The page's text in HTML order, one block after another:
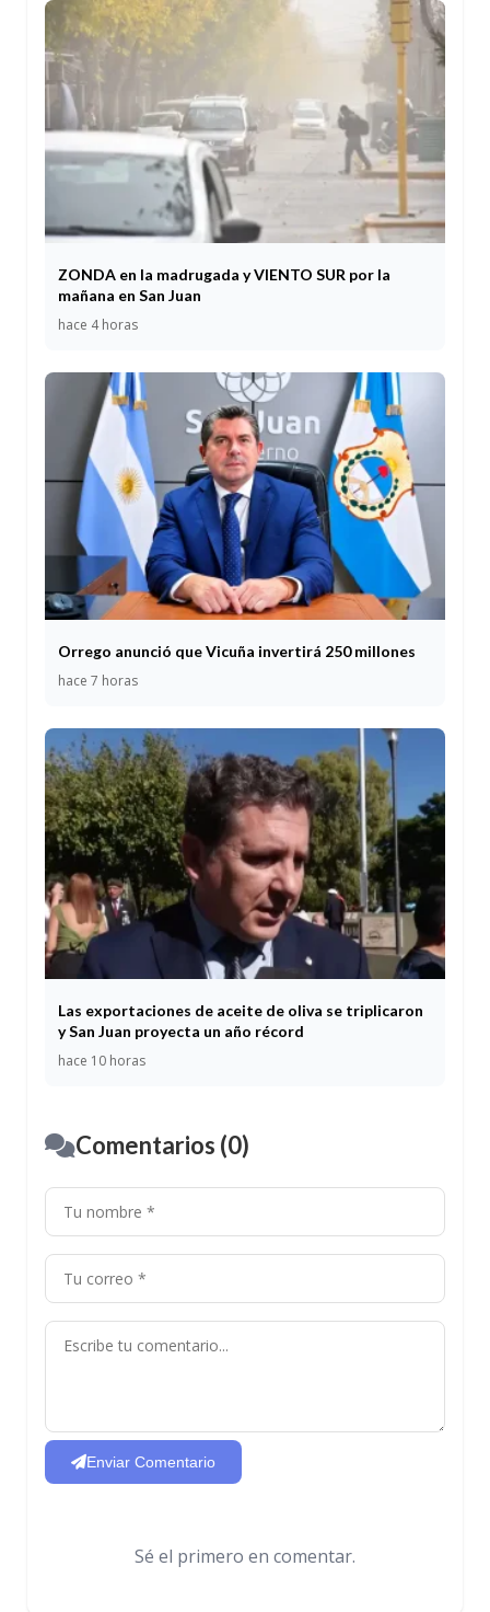
ZONDA en la madrugada y VIENTO SUR por la
mañana en San Juan
hace 4 horas
Orrego anunció que Vicuña invertirá 250 millones
hace 7 horas
Las exportaciones de aceite de oliva se triplicaron
y San Juan proyecta un año récord
hace 10 horas
Comentarios (0)
Enviar Comentario
Sé el primero en comentar.